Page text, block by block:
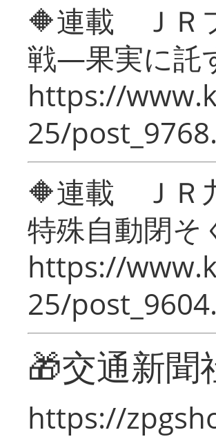
🔶連載 ＪＲ
戦―果実に託
https://
25/
🔶連載 ＪＲ
特殊自動閉そ
https://
25/
🎁交通新
https://